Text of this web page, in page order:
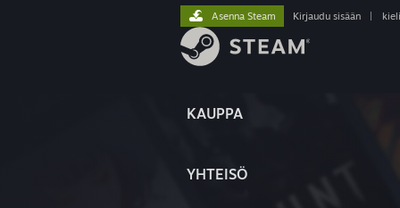
KAUPPA
YHTEISÖ
Asenna Steam Kirjaudu sisään kieli